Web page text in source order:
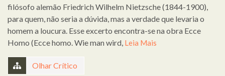
filósofo alemão Friedrich Wilhelm Nietzsche (1844-1900),
para quem, não seria a dúvida, mas a verdade que levaria o
homem a loucura. Esse excerto encontra-se na obra Ecce
Homo (Ecce homo. Wie man wird, Leia Mais
Olhar Crítico